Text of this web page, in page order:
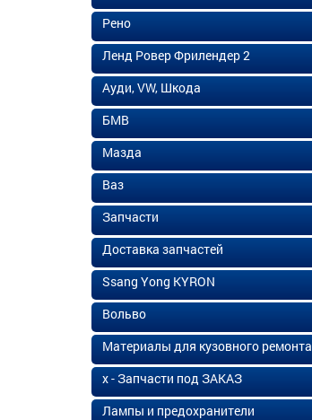
Рено
Ленд Ровер Фрилендер 2
Ауди, VW, Шкода
БМВ
Мазда
Ваз
Запчасти
Доставка запчастей
Ssang Yong KYRON
Вольво
Материалы для кузовного ремонта
х - Запчасти под ЗАКАЗ
Лампы и предохранители